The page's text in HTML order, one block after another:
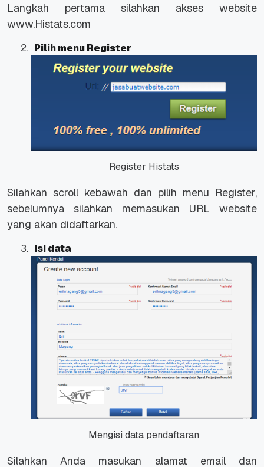
Langkah pertama silahkan akses website
www.Histats.com
Pilih menu Register
Register Histats
Silahkan scroll kebawah dan pilih menu Register,
sebelumnya silahkan memasukan URL website
yang akan didaftarkan.
Isi data
Mengisi data pendaftaran
Silahkan Anda masukan alamat email dan